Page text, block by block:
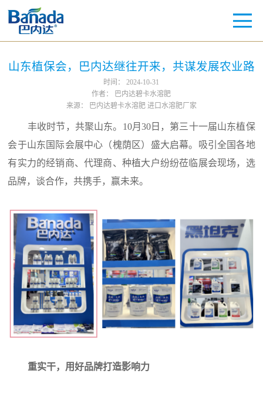
山东植保会，巴内达继往开来，共谋发展农业路
时间：
2024-10-31
作者：
巴内达碧卡水溶肥
来源：
巴内达碧卡水溶肥 进口水溶肥厂家
丰收时节，共聚山东。10月30日，第三十一届山东植保
会于山东国际会展中心（槐荫区）盛大启幕。吸引全国各地
有实力的经销商、代理商、种植大户纷纷莅临展会现场，选
品牌，谈合作，共携手，赢未来。
重实干，用好品牌打造影响力